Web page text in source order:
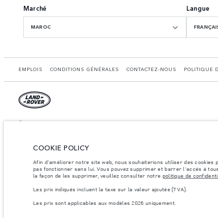
Marché
MAROC
Langue
EMPLOIS CONDITIONS GÉNÉRALES CONTACTEZ-NOUS POLITIQUE
© JAGUAR LAND ROVER LIMITED 2026.
å des fins de comparaison uniquement. Les données, les caractéristiques
informations sur la disponibilité et les prix.
Les poids indiqués correspondent à des spécifications de véhicule standard.
par essieu et la charge utile ne sont pas dépassés lorsque vous chargez des
s’avère très fluctuante, et par conséquent, les images utilisées actuellement
COOKIE POLICY
Afin d'améliorer notre site web, nous souhaiterions utiliser des
pas fonctionner sans lui. Vous pouvez supprimer et barrer l'accès à
la façon de les supprimer, veuillez consulter notre politique de
Les prix indiqués incluent la taxe sur la valeur ajoutée (TVA).
Les prix sont applicables aux modèles 2026 uniquement.